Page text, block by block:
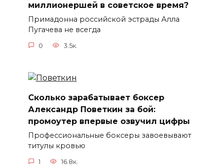
миллионершей в советское время?
Примадонна российской эстрады Алла
Пугачева не всегда
0 3.5к.
Сколько зарабатывает боксер
Александр Поветкин за бой:
промоутер впервые озвучил цифры
Профессиональные боксеры завоевывают
титулы кровью
1 16.8к.